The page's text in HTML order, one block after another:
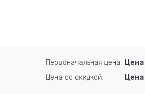
Первоначальная цена:
Цена со скидкой: